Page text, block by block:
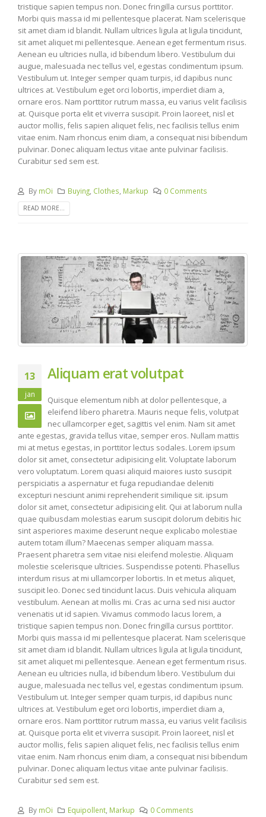
tristique sapien tempus non. Donec fringilla cursus porttitor.
Morbi quis massa id mi pellentesque placerat. Nam scelerisque
sit amet diam id blandit. Nullam ultrices ligula at ligula tincidunt,
sit amet aliquet mi pellentesque. Aenean eget fermentum risus.
Aenean eu ultricies nulla, id bibendum libero. Vestibulum dui
augue, malesuada nec tellus vel, egestas condimentum ipsum.
Vestibulum ut. Integer semper quam turpis, id dapibus nunc
ultrices at. Vestibulum eget orci lobortis, imperdiet diam a,
ornare eros. Nam porttitor rutrum massa, eu varius velit facilisis
at. Quisque porta elit et viverra suscipit. Proin laoreet, nisl et
auctor mollis, felis sapien aliquet felis, nec facilisis tellus enim
vitae enim. Nam rhoncus enim diam, a consequat nisi bibendum
pulvinar. Donec aliquam lectus vitae ante pulvinar facilisis.
Curabitur sed sem est.
By mOi Buying, Clothes, Markup 0 Comments
READ MORE...
13
jan
Aliquam erat volutpat
Quisque elementum nibh at dolor pellentesque, a
eleifend libero pharetra. Mauris neque felis, volutpat
nec ullamcorper eget, sagittis vel enim. Nam sit amet
ante egestas, gravida tellus vitae, semper eros. Nullam mattis
mi at metus egestas, in porttitor lectus sodales. Lorem ipsum
dolor sit amet, consectetur adipisicing elit. Voluptate laborum
vero voluptatum. Lorem quasi aliquid maiores iusto suscipit
perspiciatis a aspernatur et fuga repudiandae deleniti
excepturi nesciunt animi reprehenderit similique sit. ipsum
dolor sit amet, consectetur adipisicing elit. Qui at laborum nulla
quae quibusdam molestias earum suscipit dolorum debitis hic
sint asperiores maxime deserunt neque explicabo molestiae
autem totam illum? Maecenas semper aliquam massa.
Praesent pharetra sem vitae nisi eleifend molestie. Aliquam
molestie scelerisque ultricies. Suspendisse potenti. Phasellus
interdum risus at mi ullamcorper lobortis. In et metus aliquet,
suscipit leo. Donec sed tincidunt lacus. Duis vehicula aliquam
vestibulum. Aenean at mollis mi. Cras ac urna sed nisi auctor
venenatis ut id sapien. Vivamus commodo lacus lorem, a
tristique sapien tempus non. Donec fringilla cursus porttitor.
Morbi quis massa id mi pellentesque placerat. Nam scelerisque
sit amet diam id blandit. Nullam ultrices ligula at ligula tincidunt,
sit amet aliquet mi pellentesque. Aenean eget fermentum risus.
Aenean eu ultricies nulla, id bibendum libero. Vestibulum dui
augue, malesuada nec tellus vel, egestas condimentum ipsum.
Vestibulum ut. Integer semper quam turpis, id dapibus nunc
ultrices at. Vestibulum eget orci lobortis, imperdiet diam a,
ornare eros. Nam porttitor rutrum massa, eu varius velit facilisis
at. Quisque porta elit et viverra suscipit. Proin laoreet, nisl et
auctor mollis, felis sapien aliquet felis, nec facilisis tellus enim
vitae enim. Nam rhoncus enim diam, a consequat nisi bibendum
pulvinar. Donec aliquam lectus vitae ante pulvinar facilisis.
Curabitur sed sem est.
By mOi Equipollent Markup 0 Comments